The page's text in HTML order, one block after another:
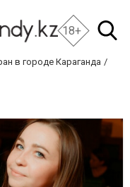
18+
в городе Караганда